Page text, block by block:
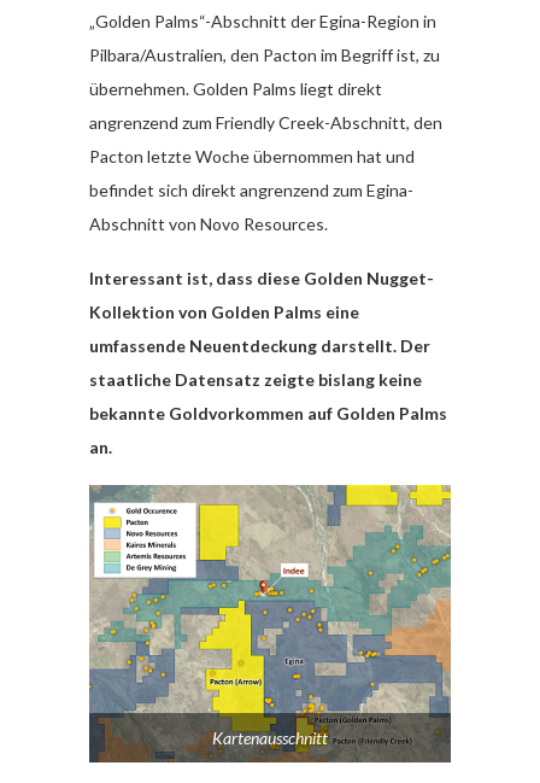
„Golden Palms“-Abschnitt der Egina-Region in
Pilbara/Australien, den Pacton im Begriff ist, zu
übernehmen. Golden Palms liegt direkt
angrenzend zum Friendly Creek-Abschnitt, den
Pacton letzte Woche übernommen hat und
befindet sich direkt angrenzend zum Egina-
Abschnitt von Novo Resources.
Interessant ist, dass diese Golden Nugget-
Kollektion von Golden Palms eine
umfassende Neuentdeckung darstellt. Der
staatliche Datensatz zeigte bislang keine
bekannte Goldvorkommen auf Golden Palms
an.
Kartenausschnitt